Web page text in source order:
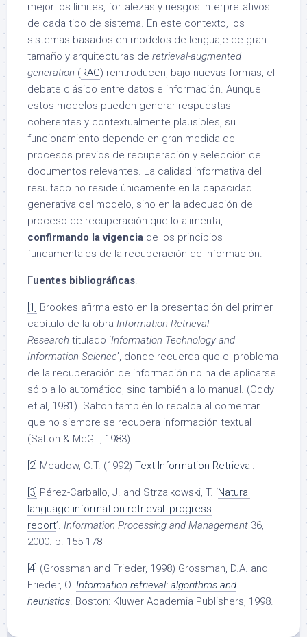
mejor los límites, fortalezas y riesgos interpretativos
de cada tipo de sistema. En este contexto, los
sistemas basados en modelos de lenguaje de gran
tamaño y arquitecturas de retrieval-augmented
generation (RAG) reintroducen, bajo nuevas formas, el
debate clásico entre datos e información. Aunque
estos modelos pueden generar respuestas
coherentes y contextualmente plausibles, su
funcionamiento depende en gran medida de
procesos previos de recuperación y selección de
documentos relevantes. La calidad informativa del
resultado no reside únicamente en la capacidad
generativa del modelo, sino en la adecuación del
proceso de recuperación que lo alimenta,
confirmando la vigencia de los principios
fundamentales de la recuperación de información.
Fuentes bibliográficas.
[1]
Brookes afirma esto en la presentación del primer
capítulo de la obra Information Retrieval
Research titulado ‘Information Technology and
Information Science’, donde recuerda que el problema
de la recuperación de información no ha de aplicarse
sólo a lo automático, sino también a lo manual. (Oddy
et al, 1981). Salton también lo recalca al comentar
que no siempre se recupera información textual
(Salton & McGill, 1983).
[2] Meadow, C.T. (1992) Text Information Retrieval.
[3] Pérez-Carballo, J. and Strzalkowski, T. ‘Natural
language information retrieval: progress
report’. Information Processing and Management 36,
2000. p. 155-178
[4] (Grossman and Frieder, 1998) Grossman, D.A. and
Frieder, O. Information retrieval: algorithms and
heuristics. Boston: Kluwer Academia Publishers, 1998.